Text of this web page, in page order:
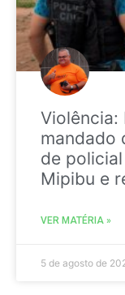
Violência:
mandado
de
Mipibu e
VER MATÉRIA »
5 de agosto de